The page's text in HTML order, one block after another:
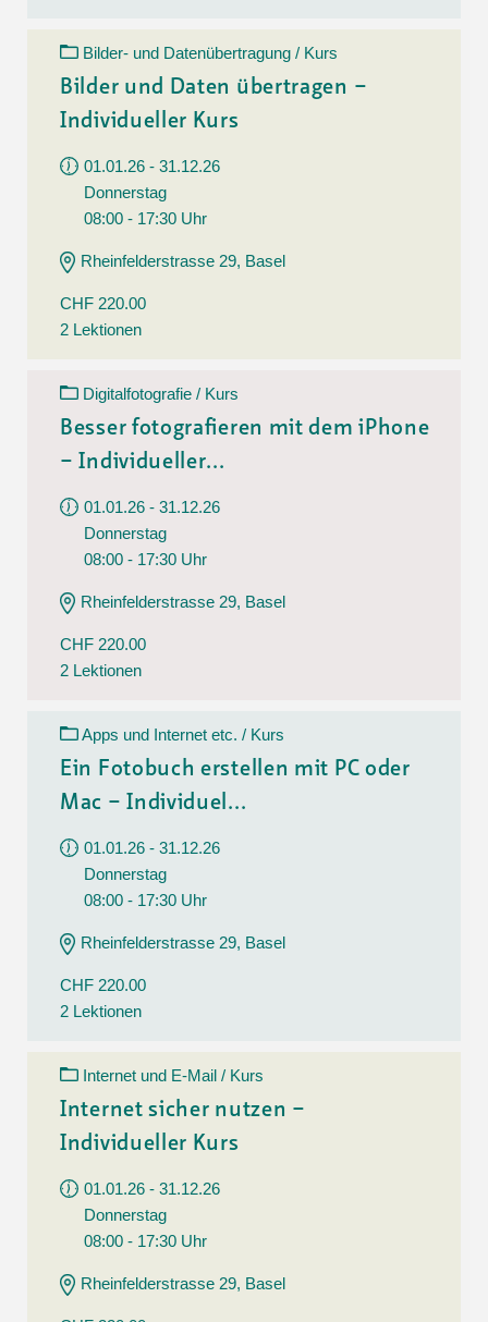
Bilder- und Datenübertragung / Kurs
Bilder und Daten übertragen –
Individueller Kurs
01.01.26 - 31.12.26
Donnerstag
08:00 - 17:30 Uhr
Rheinfelderstrasse 29, Basel
CHF 220.00
2 Lektionen
Digitalfotografie / Kurs
Besser fotografieren mit dem iPhone
– Individueller...
01.01.26 - 31.12.26
Donnerstag
08:00 - 17:30 Uhr
Rheinfelderstrasse 29, Basel
CHF 220.00
2 Lektionen
Apps und Internet etc. / Kurs
Ein Fotobuch erstellen mit PC oder
Mac – Individuel...
01.01.26 - 31.12.26
Donnerstag
08:00 - 17:30 Uhr
Rheinfelderstrasse 29, Basel
CHF 220.00
2 Lektionen
Internet und E-Mail / Kurs
Internet sicher nutzen –
Individueller Kurs
01.01.26 - 31.12.26
Donnerstag
08:00 - 17:30 Uhr
Rheinfelderstrasse 29, Basel